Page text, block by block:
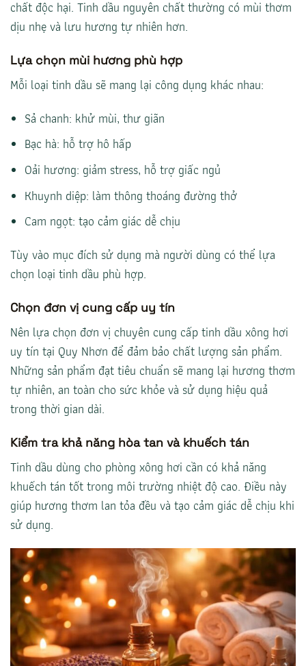
chất độc hại. Tinh dầu nguyên chất thường có mùi thơm
dịu nhẹ và lưu hương tự nhiên hơn.
Lựa chọn mùi hương phù hợp
Mỗi loại tinh dầu sẽ mang lại công dụng khác nhau:
Sả chanh: khử mùi, thư giãn
Bạc hà: hỗ trợ hô hấp
Oải hương: giảm stress, hỗ trợ giấc ngủ
Khuynh diệp: làm thông thoáng đường thở
Cam ngọt: tạo cảm giác dễ chịu
Tùy vào mục đích sử dụng mà người dùng có thể lựa
chọn loại tinh dầu phù hợp.
Chọn đơn vị cung cấp uy tín
Nên lựa chọn đơn vị chuyên cung cấp tinh dầu xông hơi
uy tín tại Quy Nhơn để đảm bảo chất lượng sản phẩm.
Những sản phẩm đạt tiêu chuẩn sẽ mang lại hương thơm
tự nhiên, an toàn cho sức khỏe và sử dụng hiệu quả
trong thời gian dài.
Kiểm tra khả năng hòa tan và khuếch tán
Tinh dầu dùng cho phòng xông hơi cần có khả năng
khuếch tán tốt trong môi trường nhiệt độ cao. Điều này
giúp hương thơm lan tỏa đều và tạo cảm giác dễ chịu khi
sử dụng.